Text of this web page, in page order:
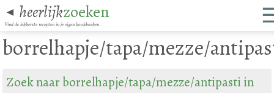
◄ heerlijkzoeken
Vind de lekkerste recepten in je eigen kookboeken.
borrelhapje/tapa/mezze/
Zoek naar borrelhapje/tapa/mezze/antipasti in